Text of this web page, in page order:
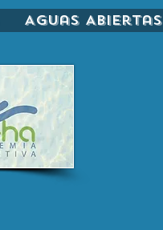
Aguas Abiertas